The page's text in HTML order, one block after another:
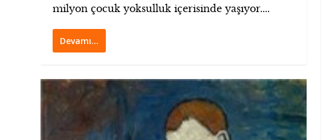
milyon çocuk yoksulluk içerisinde yaşıyor....
Devamı…